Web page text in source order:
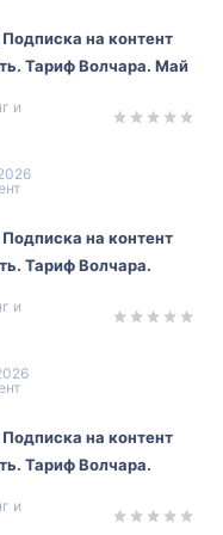
на контент
Тариф Волчара. Май
и
на контент
Тариф Волчара.
и
на контент
Тариф Волчара.
и